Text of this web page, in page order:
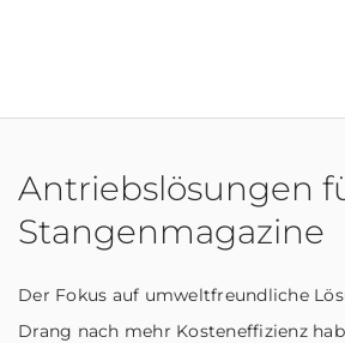
Antriebslösungen
Stangenmagazine
Der Fokus auf umweltfreundliche
Drang nach mehr Kosteneffizienz